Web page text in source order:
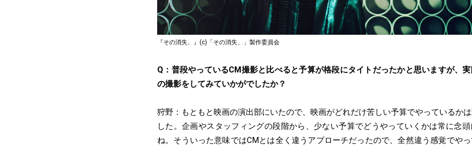
『その消失、』(c)「その消失、」製作委員会
Q：普段やっているCM撮影と比べると予算が格段にタイトだったかと思いますが、
の撮影をしてみていかがでしたか？
狩野：もともと映画の演出部にいたので、映画がどれだけ苦しい予算でやっているか
した。企画やスタッフィングの段階から、少ない予算でどうやっていくかは常に念
ね。そういった意味ではCMとは全く違うアプローチだったので、全然違う感覚でやっ